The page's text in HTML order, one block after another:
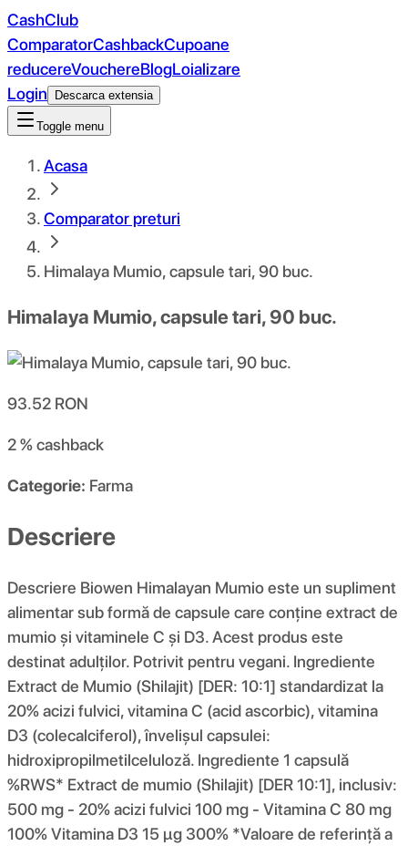
CashClub
ComparatorCashbackCupoane
reducereVouchereBlogLoializare
Login
Descarca extensia
Toggle menu
Acasa
Comparator preturi
Himalaya Mumio, capsule tari, 90 buc.
Himalaya Mumio, capsule tari, 90 buc.
93.52 RON
2 %cashback
Categorie: Farma
Descriere
Descriere Biowen Himalayan Mumio este un supliment
alimentar sub formă de capsule care conține extract de
mumio și vitaminele C și D3. Acest produs este
destinat adulților. Potrivit pentru vegani. Ingrediente
Extract de Mumio (Shilajit) [DER: 10:1] standardizat la
20% acizi fulvici, vitamina C (acid ascorbic), vitamina
D3 (colecalciferol), învelișul capsulei:
hidroxipropilmetilceluloză. Ingrediente 1 capsulă
%RWS* Extract de mumio (Shilajit) [DER 10:1], inclusiv:
500 mg - 20% acizi fulvici 100 mg - Vitamina C 80 mg
100% Vitamina D3 15 µg 300% *Valoare de referință a